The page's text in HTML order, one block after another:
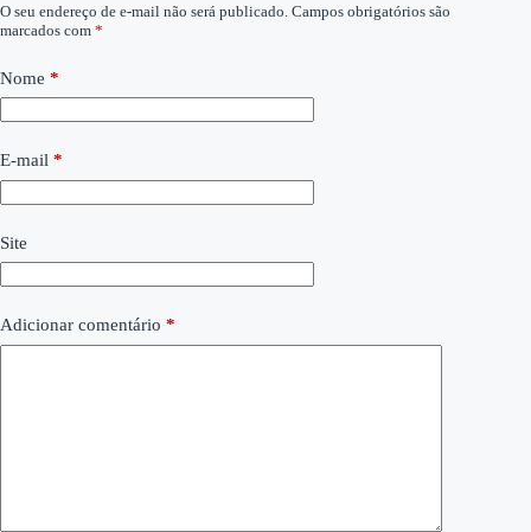
O seu endereço de e-mail não será publicado. Campos obrigatórios são
marcados com *
Nome *
E-mail *
Site
Adicionar comentário *